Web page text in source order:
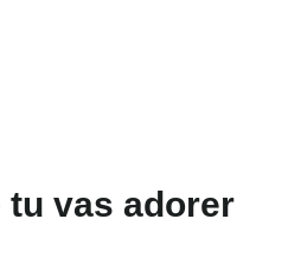
tu vas adorer